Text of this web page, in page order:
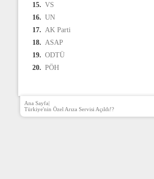
15. VS
16. UN
17. AK Parti
18. ASAP
19. ODTÜ
20. PÖH
Ana Sayfa|
Türkiye'nin Özel Arıza Servisi Açıldı!?